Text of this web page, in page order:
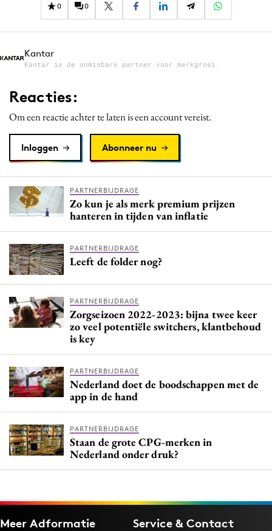
0 0
Kantar
Kantar is de onmisbare partner voor merkgroei.
Reacties:
Om een reactie achter te laten is een account vereist.
Inloggen Abonneer nu
PARTNERBIJDRAGE
Zo kun je als merk premium prijzen
hanteren in tijden van inflatie
PARTNERBIJDRAGE
Leeft de folder nog?
PARTNERBIJDRAGE
Zorgseizoen 2022-2023: bijna twee keer
zo veel potentiële switchers, klantbehoud
is key
PARTNERBIJDRAGE
Nederland doet de boodschappen met de
app in de hand
PARTNERBIJDRAGE
Staan de grote CPG-merken in
Nederland onder druk?
Meer Adformatie Service & Contact